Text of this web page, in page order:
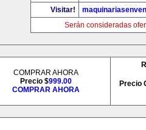
Visitar!
Serán consideradas
COMPRAR AHORA
Precio $999.00
COMPRAR AHORA
Precio